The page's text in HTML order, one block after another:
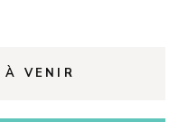
À VENIR